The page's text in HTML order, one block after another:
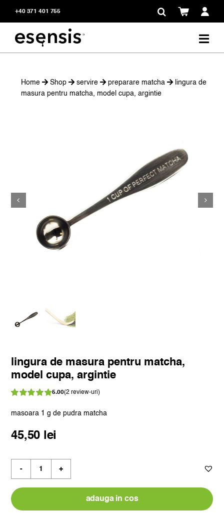
+40 371 401 755
Home Shop servire preparare matcha
lingura de
masura pentru matcha, model cupa, argintie
lingura de masura pentru matcha,
model cupa, argintie
la5.00din 5 pe
evaluări de la
clienți
5.00(2review-uri)
masoara 1 g de pudra matcha
45,50 lei
de
adauga in cos